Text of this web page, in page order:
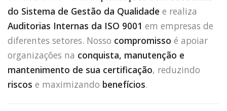
do Sistema de Gestão da Qualidade e realiza
Auditorias Internas da ISO 9001 em empresas de
diferentes setores. Nosso compromisso é apoiar
organizações na conquista, manutenção e
mantenimento de sua certificação, reduzindo
riscos e maximizando benefícios.